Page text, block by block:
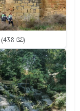
(438 )